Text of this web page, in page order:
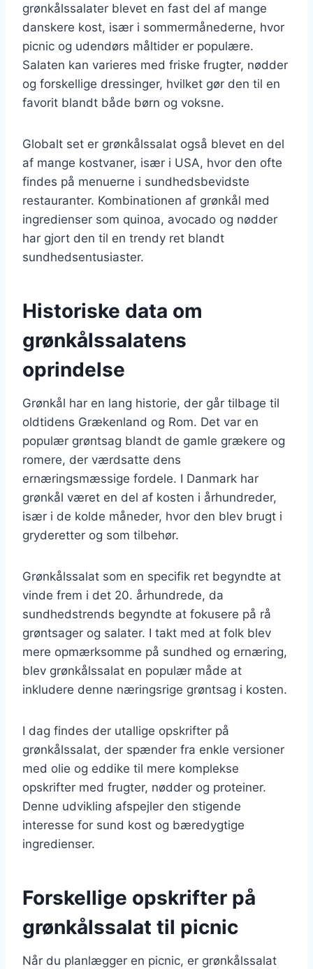
grønkålssalater blevet en fast del af mange
danskere kost, især i sommermånederne, hvor
picnic og udendørs måltider er populære.
Salaten kan varieres med friske frugter, nødder
og forskellige dressinger, hvilket gør den til en
favorit blandt både børn og voksne.
Globalt set er grønkålssalat også blevet en del
af mange kostvaner, især i USA, hvor den ofte
findes på menuerne i sundhedsbevidste
restauranter. Kombinationen af grønkål med
ingredienser som quinoa, avocado og nødder
har gjort den til en trendy ret blandt
sundhedsentusiaster.
Historiske data om
grønkålssalatens
oprindelse
Grønkål har en lang historie, der går tilbage til
oldtidens Grækenland og Rom. Det var en
populær grøntsag blandt de gamle grækere og
romere, der værdsatte dens
ernæringsmæssige fordele. I Danmark har
grønkål været en del af kosten i århundreder,
især i de kolde måneder, hvor den blev brugt i
gryderetter og som tilbehør.
Grønkålssalat som en specifik ret begyndte at
vinde frem i det 20. århundrede, da
sundhedstrends begyndte at fokusere på rå
grøntsager og salater. I takt med at folk blev
mere opmærksomme på sundhed og ernæring,
blev grønkålssalat en populær måde at
inkludere denne næringsrige grøntsag i kosten.
I dag findes der utallige opskrifter på
grønkålssalat, der spænder fra enkle versioner
med olie og eddike til mere komplekse
opskrifter med frugter, nødder og proteiner.
Denne udvikling afspejler den stigende
interesse for sund kost og bæredygtige
ingredienser.
Forskellige opskrifter på
grønkålssalat til picnic
Når du planlægger en picnic, er grønkålssalat